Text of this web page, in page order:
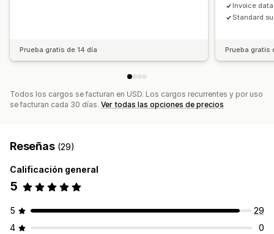
Prueba gratis de 14 día
Invoice
Standard
Prueba gratis
Todos los cargos se facturan en USD. Los cargos recurrentes y por uso
se facturan cada 30 días. Ver todas las opciones de precios
Reseñas (29)
Calificación general
5
5
29
4
0